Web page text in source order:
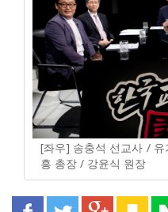
[좌우] 송충석 선교사 /
흥 총장 / 강윤식 원장